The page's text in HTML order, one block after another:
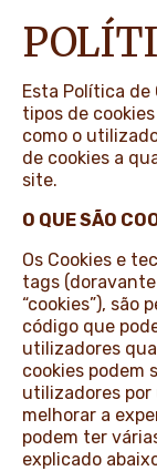
AS
Esta Política de
tipos de
como o
de cookies a
site.
O QUE SÃO
Os Cookies e
tags
“cookies”), são
código que
utilizadores
cookies podem
utilizadores
melhorar a
podem ter
explicado